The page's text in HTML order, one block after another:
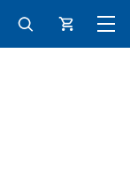
Panier